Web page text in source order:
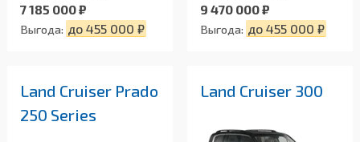
7 185 000 ₽
Выгода: до 455 000 ₽
9 470 000 ₽
Выгода: до 455 000 ₽
Land Cruiser Prado
250 Series
Land Cruiser 300